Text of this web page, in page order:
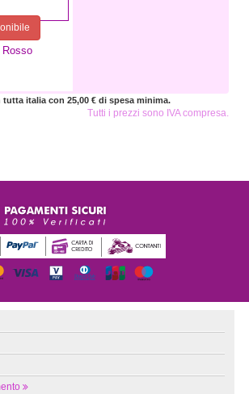
Rosso
italia con 25,00 € di spesa minima.
Tutti i prezzi sono IVA compresa.